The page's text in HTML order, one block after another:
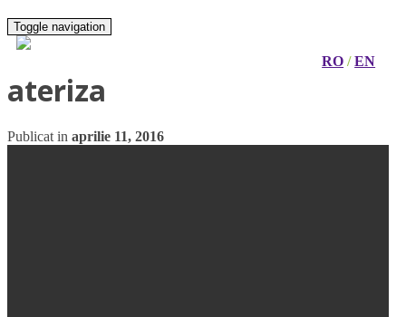
Toggle navigation
RO /EN
ateriza
Publicat in aprilie 11, 2016